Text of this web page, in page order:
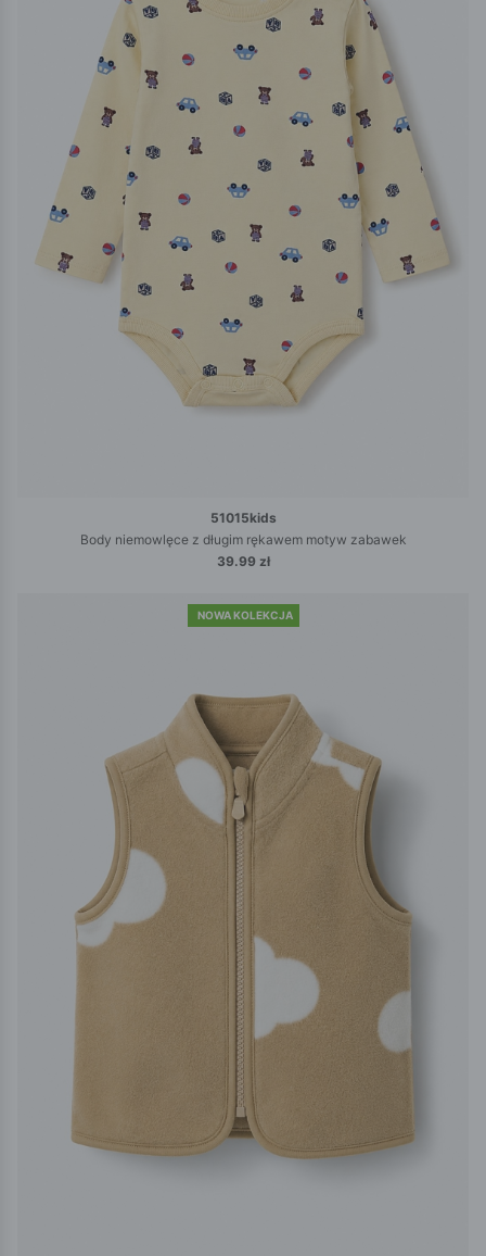
51015kids
Body niemowlęce z długim rękawem motyw zabawek
39.99 zł
NOWA KOLEKCJA